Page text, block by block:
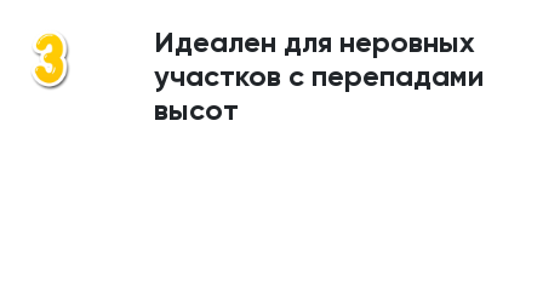
Идеален для неровных
участков с перепадами
высот